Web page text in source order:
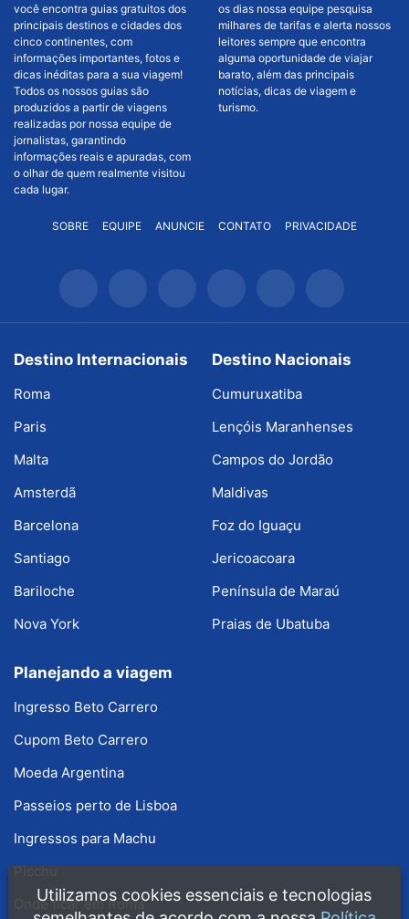
você encontra guias gratuitos dos
principais destinos e cidades dos
cinco continentes, com
informações importantes, fotos e
dicas inéditas para a sua viagem!
Todos os nossos guias são
produzidos a partir de viagens
realizadas por nossa equipe de
jornalistas, garantindo
informações reais e apuradas, com
o olhar de quem realmente visitou
cada lugar.
os dias nossa equipe pesquisa
milhares de tarifas e alerta nossos
leitores sempre que encontra
alguma oportunidade de viajar
barato, além das principais
notícias, dicas de viagem e
turismo.
SOBRE EQUIPE ANUNCIE CONTATO PRIVACIDADE
Destino Internacionais
Roma
Paris
Malta
Amsterdã
Barcelona
Santiago
Bariloche
Nova York
Destino Nacionais
Cumuruxatiba
Lençóis Maranhenses
Campos do Jordão
Maldivas
Foz do Iguaçu
Jericoacoara
Península de Maraú
Praias de Ubatuba
Planejando a viagem
Ingresso Beto Carrero
Cupom Beto Carrero
Moeda Argentina
Passeios perto de Lisboa
Ingressos para Machu
Picchu
Onde ficar em Roma
Utilizamos cookies essenciais e tecnologias